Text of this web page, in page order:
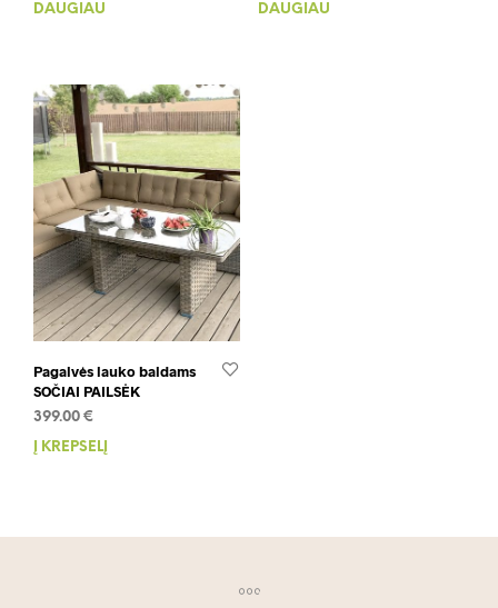
DAUGIAU DAUGIAU
Pagalvės lauko baldams
SOČIAI PAILSĖK
399.00 €
Į KREPŠELĮ